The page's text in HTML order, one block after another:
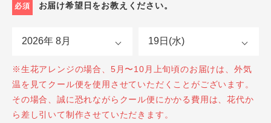
必須 お届け希望日をお教えください。
※生花アレンジの場合、5月〜10月上旬頃のお届けは、外気
温を見てクール便を使用させていただくことがございます。
その場合、誠に恐れながらクール便にかかる費用は、花代か
ら差し引いて制作させていただきます。